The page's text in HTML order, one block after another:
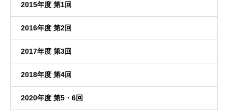
2015年度 第1回
2016年度 第2回
2017年度 第3回
2018年度 第4回
2020年度 第5・6回